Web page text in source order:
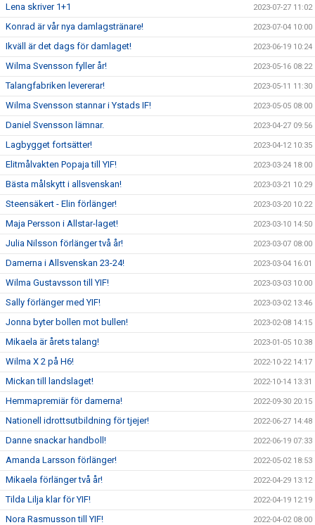
Lena skriver 1+1 2023-07-27 11:02
Konrad är vår nya damlagstränare! 2023-07-04 10:00
Ikväll är det dags för damlaget! 2023-06-19 10:24
Wilma Svensson fyller år! 2023-05-16 08:22
Talangfabriken levererar! 2023-05-11 11:30
Wilma Svensson stannar i Ystads IF! 2023-05-05 08:00
Daniel Svensson lämnar. 2023-04-27 09:56
Lagbygget fortsätter! 2023-04-12 10:35
Elitmålvakten Popaja till YIF! 2023-03-24 18:00
Bästa målskytt i allsvenskan! 2023-03-21 10:29
Steensäkert - Elin förlänger! 2023-03-20 10:22
Maja Persson i Allstar-laget! 2023-03-10 14:50
Julia Nilsson förlänger två år! 2023-03-07 08:00
Damerna i Allsvenskan 23-24! 2023-03-04 16:01
Wilma Gustavsson till YIF! 2023-03-03 10:00
Sally förlänger med YIF! 2023-03-02 13:46
Jonna byter bollen mot bullen! 2023-02-08 14:15
Mikaela är årets talang! 2023-01-05 10:38
Wilma X 2 på H6! 2022-10-22 14:17
Mickan till landslaget! 2022-10-14 13:31
Hemmapremiär för damerna! 2022-09-30 20:15
Nationell idrottsutbildning för tjejer! 2022-06-27 14:48
Danne snackar handboll! 2022-06-19 07:33
Amanda Larsson förlänger! 2022-05-02 18:53
Mikaela förlänger två år! 2022-04-29 13:12
Tilda Lilja klar för YIF! 2022-04-19 12:19
Nora Rasmusson till YIF! 2022-04-02 08:00